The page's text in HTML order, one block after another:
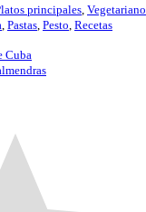
principales, Vegetariano
, Pastas, Pesto, Recetas
Cuba